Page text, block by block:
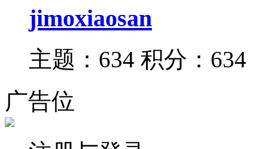
jimoxiaosan
主题：634 积分：634
广告位